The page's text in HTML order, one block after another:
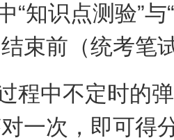
“知识点测验”
束前（统考笔
程中不定时的
一次，即可得